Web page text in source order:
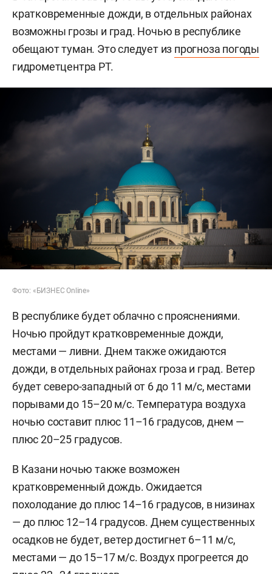
кратковременные дожди, в отдельных районах
возможны грозы и град. Ночью в республике
обещают туман. Это следует из прогноза погоды
гидрометцентра РТ.
Фото: «БИЗНЕС Online»
В республике будет облачно с прояснениями.
Ночью пройдут кратковременные дожди,
местами — ливни. Днем также ожидаются
дожди, в отдельных районах гроза и град. Ветер
будет северо-западный от 6 до 11 м/с, местами
порывами до 15–20 м/с. Температура воздуха
ночью составит плюс 11–16 градусов, днем —
плюс 20–25 градусов.
В Казани ночью также возможен
кратковременный дождь. Ожидается
похолодание до плюс 14–16 градусов, в низинах
— до плюс 12–14 градусов. Днем существенных
осадков не будет, ветер достигнет 6–11 м/c,
местами — до 15–17 м/с. Воздух прогреется до